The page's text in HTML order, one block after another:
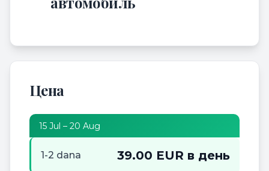
Цена
15 Jul – 20 Aug
1-2 dana 39.00 EUR в день